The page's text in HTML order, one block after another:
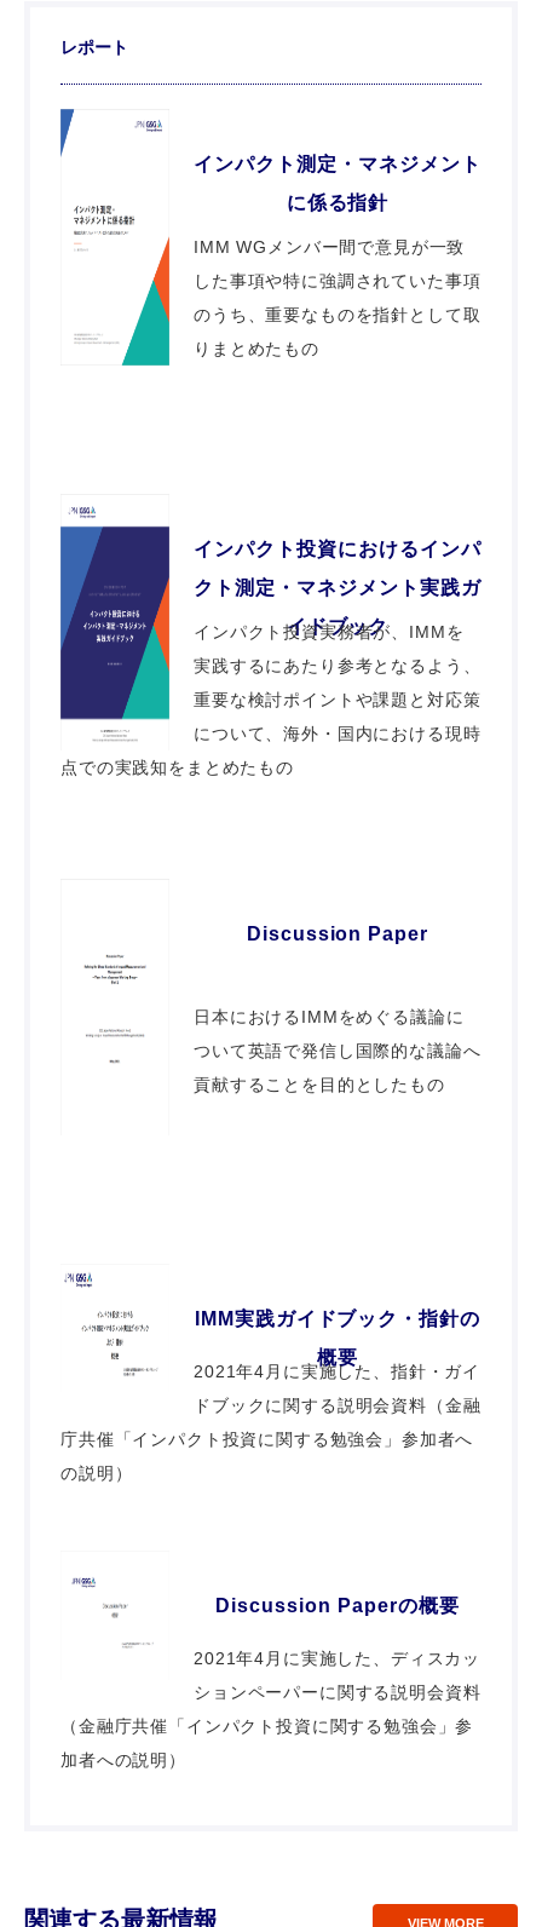
レポート
インパクト測定・マネジメント
に係る指針
IMM WGメンバー間で意⾒が⼀致
した事項や特に強調されていた事項
のうち、重要なものを指針として取
りまとめたもの
インパクト投資におけるインパ
クト測定・マネジメント実践ガ
イドブック
インパクト投資実務者が、IMMを
実践するにあたり参考となるよう、
重要な検討ポイントや課題と対応策
について、海外・国内における現時
点での実践知をまとめたもの
Discussion Paper
日本におけるIMMをめぐる議論に
ついて英語で発信し国際的な議論へ
貢献することを目的としたもの
IMM実践ガイドブック・指針の
概要
2021年4月に実施した、指針・ガイ
ドブックに関する説明会資料（金融
庁共催「インパクト投資に関する勉強会」参加者へ
の説明）
Discussion Paperの概要
2021年4月に実施した、ディスカッ
ションペーパーに関する説明会資料
（金融庁共催「インパクト投資に関する勉強会」参
加者への説明）
関連する最新情報 VIEW MORE